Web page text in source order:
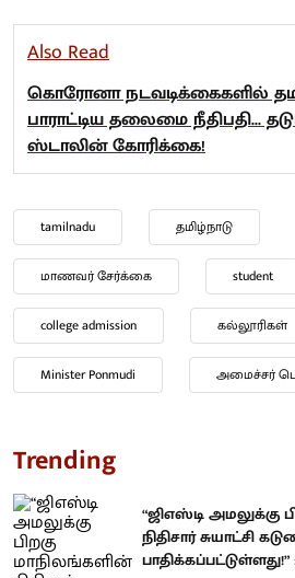
Also Read
கொரோனா நடவடிக்கைகளில்
பாராட்டிய தலைமை நீதிபதி...
ஸ்டாலின் கோரிக்கை!
tamilnadu தமிழ்நாடு
மாணவர் சேர்க்கை student
college admission கல்லூரிகள்
Minister Ponmudi அமைச்சர்
Trending
“ஜிஎஸ்டி அமலுக்கு
நிதிசார் சுயாட்சி